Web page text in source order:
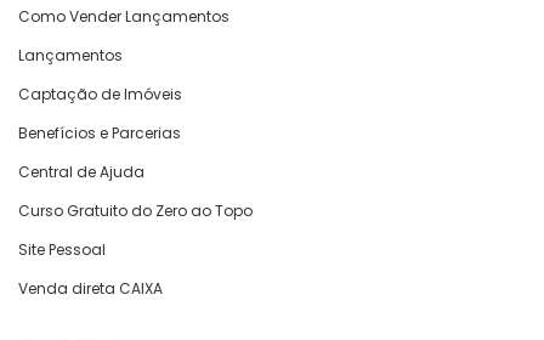
Como Vender Lançamentos
Lançamentos
Captação de Imóveis
Benefícios e Parcerias
Central de Ajuda
Curso Gratuito do Zero ao Topo
Site Pessoal
Venda direta CAIXA